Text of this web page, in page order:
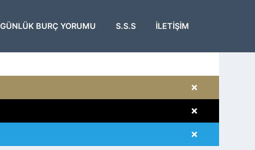
GÜNLÜK BURÇ YORUMU S.S.S İLETIŞIM
×
×
×